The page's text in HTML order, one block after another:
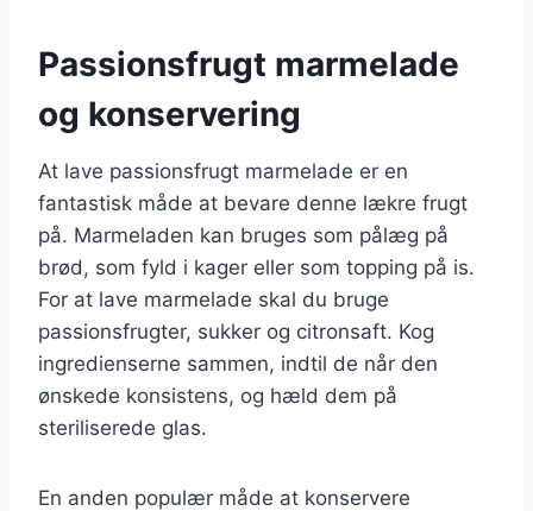
Passionsfrugt marmelade
og konservering
At lave passionsfrugt marmelade er en
fantastisk måde at bevare denne lækre frugt
på. Marmeladen kan bruges som pålæg på
brød, som fyld i kager eller som topping på is.
For at lave marmelade skal du bruge
passionsfrugter, sukker og citronsaft. Kog
ingredienserne sammen, indtil de når den
ønskede konsistens, og hæld dem på
steriliserede glas.
En anden populær måde at konservere